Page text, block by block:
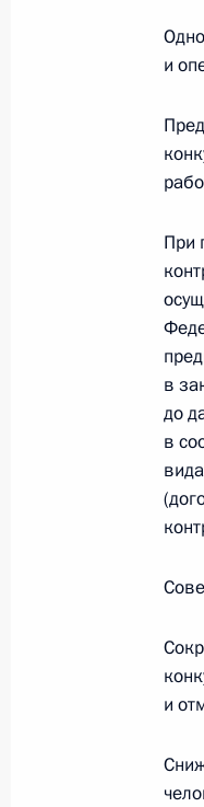
2
2
2
2
в
и
При
в
до
в
и